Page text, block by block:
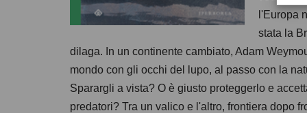
l'Europa
stata la
dilaga. In un continente cambiato, Adam
mondo con gli occhi del lupo, al passo con la
Sparargli a vista? O è giusto proteggerlo e
predatori? Tra un valico e l'altro, frontiera dopo